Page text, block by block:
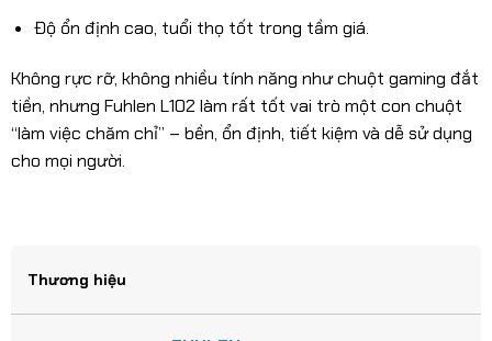
Độ ổn định cao, tuổi thọ tốt trong tầm giá.
Không rực rỡ, không nhiều tính năng như chuột gaming đắt
tiền, nhưng Fuhlen L102 làm rất tốt vai trò một con chuột
“làm việc chăm chỉ” – bền, ổn định, tiết kiệm và dễ sử dụng
cho mọi người.
Thương hiệu